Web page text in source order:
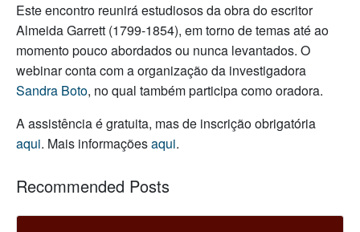
Este encontro reunirá estudiosos da obra do escritor
Almeida Garrett (1799-1854), em torno de temas até ao
momento pouco abordados ou nunca levantados. O
webinar conta com a organização da investigadora
Sandra Boto, no qual também participa como oradora.
A assistência é gratuita, mas de inscrição obrigatória
aqui. Mais informaçõesaqui.
Recommended Posts